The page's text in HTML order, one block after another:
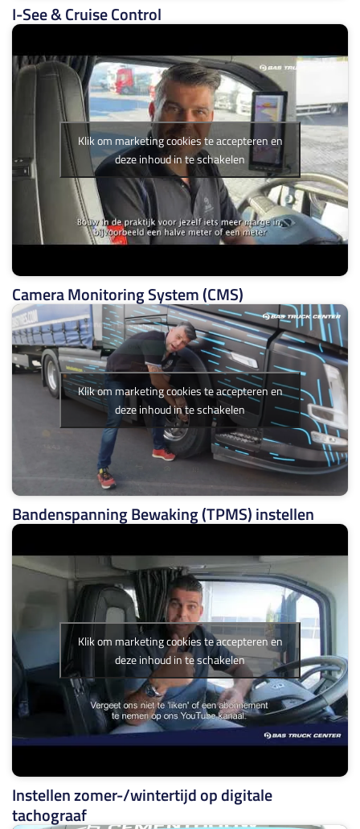
I-See & Cruise Control
Klik om marketing cookies te accepteren en
deze inhoud in te schakelen
Camera Monitoring System (CMS)
Klik om marketing cookies te accepteren en
deze inhoud in te schakelen
Bandenspanning Bewaking (TPMS) instellen
Klik om marketing cookies te accepteren en
deze inhoud in te schakelen
Instellen zomer-/wintertijd op digitale
tachograaf